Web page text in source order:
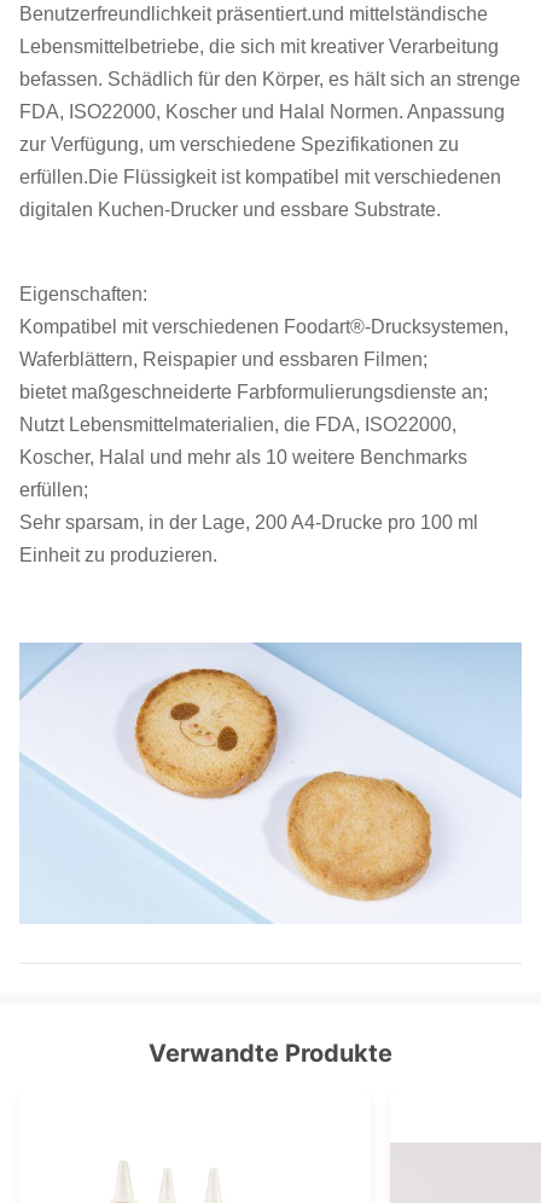
Benutzerfreundlichkeit präsentiert.und mittelständische
Lebensmittelbetriebe, die sich mit kreativer Verarbeitung
befassen. Schädlich für den Körper, es hält sich an strenge
FDA, ISO22000, Koscher und Halal Normen. Anpassung
zur Verfügung, um verschiedene Spezifikationen zu
erfüllen.Die Flüssigkeit ist kompatibel mit verschiedenen
digitalen Kuchen-Drucker und essbare Substrate.
Eigenschaften:
Kompatibel mit verschiedenen Foodart®-Drucksystemen,
Waferblättern, Reispapier und essbaren Filmen;
bietet maßgeschneiderte Farbformulierungsdienste an;
Nutzt Lebensmittelmaterialien, die FDA, ISO22000,
Koscher, Halal und mehr als 10 weitere Benchmarks
erfüllen;
Sehr sparsam, in der Lage, 200 A4-Drucke pro 100 ml
Einheit zu produzieren.
Verwandte Produkte